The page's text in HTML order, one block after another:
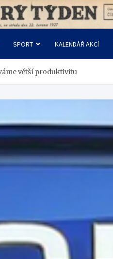
SPORT KALENDÁŘ AKCÍ
větší produktivitu